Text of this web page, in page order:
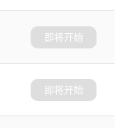
即将开始
即将开始